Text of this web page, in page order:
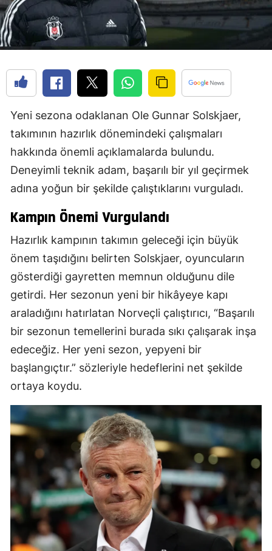
Yeni sezona odaklanan Ole Gunnar Solskjaer,
takımının hazırlık dönemindeki çalışmaları
hakkında önemli açıklamalarda bulundu.
Deneyimli teknik adam, başarılı bir yıl geçirmek
adına yoğun bir şekilde çalıştıklarını vurguladı.
Kampın Önemi Vurgulandı
Hazırlık kampının takımın geleceği için büyük
önem taşıdığını belirten Solskjaer, oyuncuların
gösterdiği gayretten memnun olduğunu dile
getirdi. Her sezonun yeni bir hikâyeye kapı
araladığını hatırlatan Norveçli çalıştırıcı, “Başarılı
bir sezonun temellerini burada sıkı çalışarak inşa
edeceğiz. Her yeni sezon, yepyeni bir
başlangıçtır.” sözleriyle hedeflerini net şekilde
ortaya koydu.